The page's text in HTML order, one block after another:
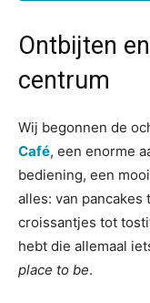
Ontbijten
centrum
Wij begonnen de
Café, een enorme
bediening, een
alles: van
croissantjes tot
hebt die allemaal
place to be.